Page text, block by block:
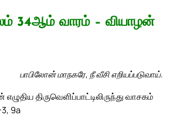
34ஆம் வாரம் – வியாழன்
பாபிலோன் மாநகரே, நீ வீசி எறியப்படுவாய்.
திருவெளிப்பாட்டிலிருந்து வாசகம்
3, 9a